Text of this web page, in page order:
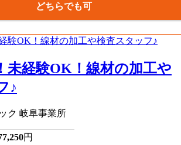
どちらでも可
未経験OK！線材の加工や
♪
ク 岐阜事業所
円